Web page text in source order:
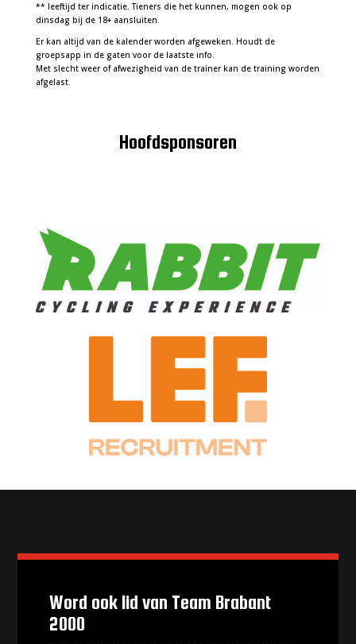
** leeftijd ter indicatie. Tieners die het kunnen, mogen ook op
dinsdag bij de 18+ aansluiten.
Er kan altijd van de kalender worden afgeweken. Houdt de
groepsapp in de gaten voor de laatste info.
Met slecht weer of afwezigheid van de trainer kan de training worden
afgelast.
Hoofdsponsoren
Word ook lid van Team Brabant
2000